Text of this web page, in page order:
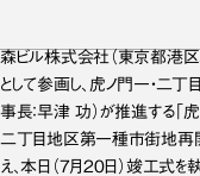
森ビル株式会社（東京都港
として参画し、虎ノ門一・二
事長：早津 功）が推進する「虎
二丁目地区第一種市街地再
え、本日（7月20日）竣工式を